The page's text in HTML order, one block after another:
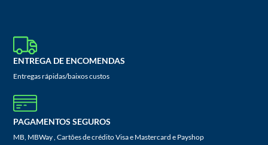
ENTREGA DE ENCOMENDAS
Entregas rápidas/baixos custos
PAGAMENTOS SEGUROS
MB, MBWay , Cartões de crédito Visa e Mastercard e Payshop